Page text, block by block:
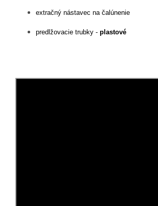
extračný nástavec na čalúnenie
predlžovacie trubky - plastové